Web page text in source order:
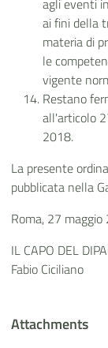
agli eventi
ai fini della
materia di
le
vigente
Restano
all'articolo
2018.
La presente
pubblicata nella
Roma, 27
IL CAPO DEL
Fabio Ciciliano
Attachments